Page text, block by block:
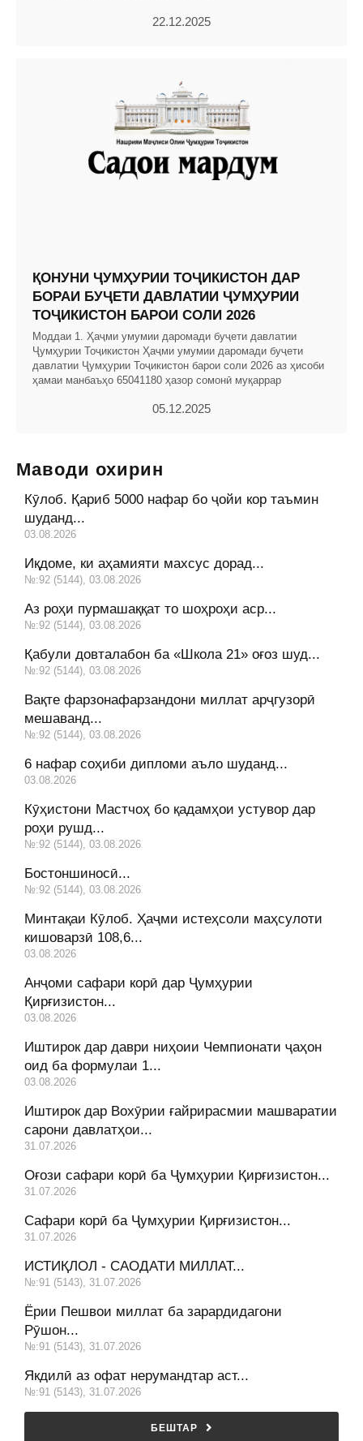
22.12.2025
ҚОНУНИ ҶУМҲУРИИ ТОҶИКИСТОН ДАР
БОРАИ БУҶЕТИ ДАВЛАТИИ ҶУМҲУРИИ
ТОҶИКИСТОН БАРОИ СОЛИ 2026
Моддаи 1. Ҳаҷми умумии даромади буҷети давлатии
Ҷумҳурии Тоҷикистон Ҳаҷми умумии даромади буҷети
давлатии Ҷумҳурии Тоҷикистон барои соли 2026 аз ҳисоби
ҳамаи манбаъҳо 65041180 ҳазор сомонӣ муқаррар
05.12.2025
Маводи охирин
Кӯлоб. Қариб 5000 нафар бо ҷойи кор таъмин
шуданд...
03.08.2026
Иқдоме, ки аҳамияти махсус дорад...
№:92 (5144), 03.08.2026
Аз роҳи пурмашаққат то шоҳроҳи аср...
№:92 (5144), 03.08.2026
Қабули довталабон ба «Школа 21» оғоз шуд...
№:92 (5144), 03.08.2026
Вақте фарзонафарзандони миллат арҷгузорӣ
мешаванд...
№:92 (5144), 03.08.2026
6 нафар соҳиби дипломи аъло шуданд...
03.08.2026
Кӯҳистони Мастчоҳ бо қадамҳои устувор дар
роҳи рушд...
№:92 (5144), 03.08.2026
Бостоншиносӣ...
№:92 (5144), 03.08.2026
Минтақаи Кӯлоб. Ҳаҷми истеҳсоли маҳсулоти
кишоварзӣ 108,6...
03.08.2026
Анҷоми сафари корӣ дар Ҷумҳурии
Қирғизистон...
03.08.2026
Иштирок дар даври ниҳоии Чемпионати ҷаҳон
оид ба формулаи 1...
03.08.2026
Иштирок дар Вохӯрии ғайрирасмии машваратии
сарони давлатҳои...
31.07.2026
Оғози сафари корӣ ба Ҷумҳурии Қирғизистон...
31.07.2026
Сафари корӣ ба Ҷумҳурии Қирғизистон...
31.07.2026
ИСТИҚЛОЛ - САОДАТИ МИЛЛАТ...
№:91 (5143), 31.07.2026
Ёрии Пешвои миллат ба зарардидагони
Рӯшон...
№:91 (5143), 31.07.2026
Якдилӣ аз офат нерумандтар аст...
№:91 (5143), 31.07.2026
БЕШТАР